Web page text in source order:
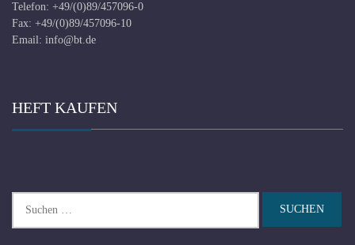
Telefon: +49/(0)89/457096-0
Fax: +49/(0)89/457096-10
Email: info@bt.de
HEFT KAUFEN
nach: